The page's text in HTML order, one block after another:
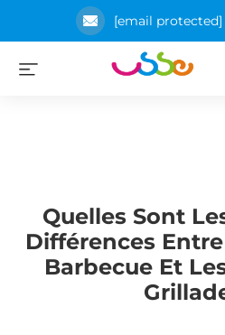
[email protected]
Quelles Sont
Différences
Barbecue Et